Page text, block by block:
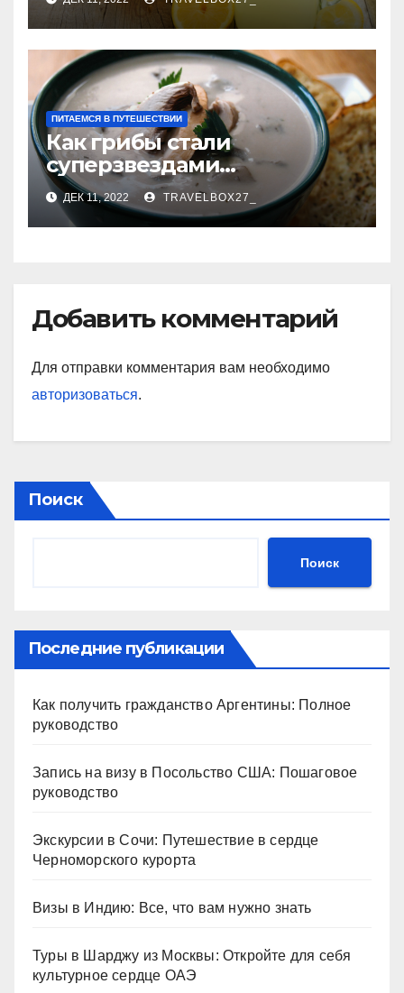
ПИТАЕМСЯ В ПУТЕШЕСТВИИ
Как грибы стали
суперзвездами
правильного питания и
почему это хорошо
ДЕК 11, 2022 TRAVELBOX27_
Добавить комментарий
Для отправки комментария вам необходимо
авторизоваться.
Поиск
Поиск
Последние публикации
Как получить гражданство Аргентины: Полное
руководство
Запись на визу в Посольство США: Пошаговое
руководство
Экскурсии в Сочи: Путешествие в сердце
Черноморского курорта
Визы в Индию: Все, что вам нужно знать
Туры в Шарджу из Москвы: Откройте для себя
культурное сердце ОАЭ